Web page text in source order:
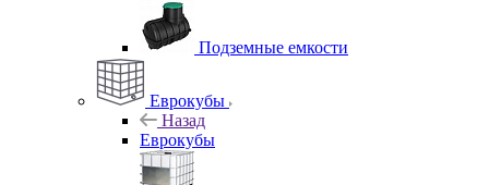
Подземные емкости
Еврокубы
Назад
Еврокубы